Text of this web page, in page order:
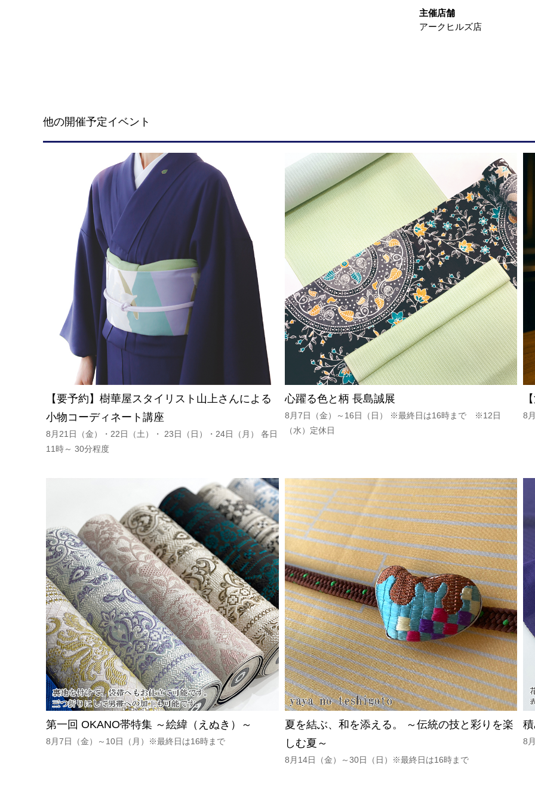
主催店舗
アークヒルズ店
他の開催予定イベント
【要予約】樹華屋スタイリスト山上さんによる
小物コーディネート講座
8月21日（金）・22日（土）・ 23日（日）・24日（月） 各日
11時～ 30分程度
心躍る色と柄 長島誠展
8月7日（金）～16日（日） ※最終日は16時まで ※12日
（水）定休日
8
第一回 OKANO帯特集 ～絵緯（えぬき）～
8月7日（金）～10日（月）※最終日は16時まで
夏を結ぶ、和を添える。 ～伝統の技と彩りを楽
しむ夏～
8月14日（金）～30日（日）※最終日は16時まで
8